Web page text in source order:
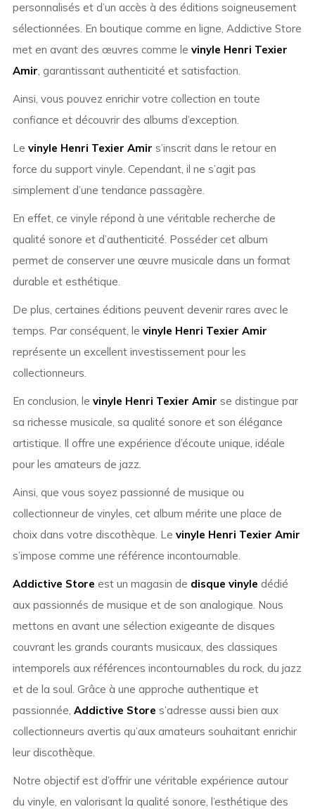
personnalisés et d’un accès à des éditions soigneusement
sélectionnées. En boutique comme en ligne, Addictive Store
met en avant des œuvres comme le vinyle Henri Texier
Amir, garantissant authenticité et satisfaction.
Ainsi, vous pouvez enrichir votre collection en toute
confiance et découvrir des albums d’exception.
Le vinyle Henri Texier Amir s’inscrit dans le retour en
force du support vinyle. Cependant, il ne s’agit pas
simplement d’une tendance passagère.
En effet, ce vinyle répond à une véritable recherche de
qualité sonore et d’authenticité. Posséder cet album
permet de conserver une œuvre musicale dans un format
durable et esthétique.
De plus, certaines éditions peuvent devenir rares avec le
temps. Par conséquent, le vinyle Henri Texier Amir
représente un excellent investissement pour les
collectionneurs.
En conclusion, le vinyle Henri Texier Amir se distingue par
sa richesse musicale, sa qualité sonore et son élégance
artistique. Il offre une expérience d’écoute unique, idéale
pour les amateurs de jazz.
Ainsi, que vous soyez passionné de musique ou
collectionneur de vinyles, cet album mérite une place de
choix dans votre discothèque. Le vinyle Henri Texier Amir
s’impose comme une référence incontournable.
Addictive Store est un magasin de disque vinyle dédié
aux passionnés de musique et de son analogique. Nous
mettons en avant une sélection exigeante de disques
couvrant les grands courants musicaux, des classiques
intemporels aux références incontournables du rock, du jazz
et de la soul. Grâce à une approche authentique et
passionnée, Addictive Store s’adresse aussi bien aux
collectionneurs avertis qu’aux amateurs souhaitant enrichir
leur discothèque.
Notre objectif est d’offrir une véritable expérience autour
du vinyle, en valorisant la qualité sonore, l’esthétique des